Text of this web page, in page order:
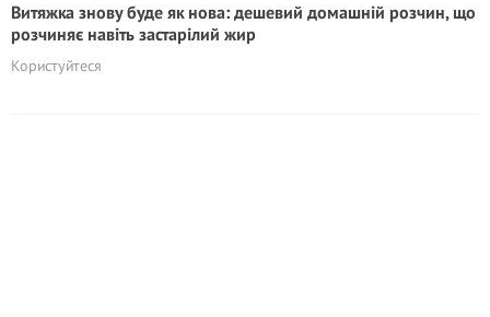
Витяжка знову буде як нова: дешевий домашній розчин, що
розчиняє навіть застарілий жир
Користуйтеся